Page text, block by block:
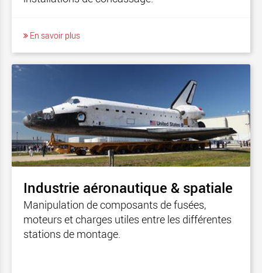
En savoir plus
Industrie aéronautique & spatiale
Manipulation de composants de fusées,
moteurs et charges utiles entre les différentes
stations de montage.